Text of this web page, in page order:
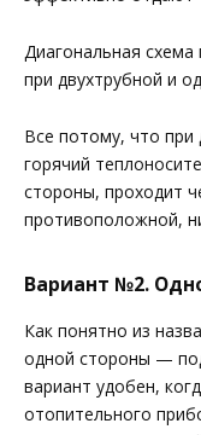
Диагональная
при двухтрубной и
Все потому, что при
горячий
стороны, проходит
противоположной,
Вариант №2.
Как понятно из
одной стороны —
вариант удобен,
отопительного